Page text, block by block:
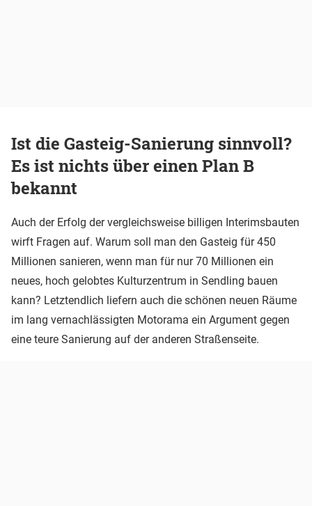
Ist die Gasteig-Sanierung sinnvoll?
Es ist nichts über einen Plan B
bekannt
Auch der Erfolg der vergleichsweise billigen Interimsbauten
wirft Fragen auf. Warum soll man den Gasteig für 450
Millionen sanieren, wenn man für nur 70 Millionen ein
neues, hoch gelobtes Kulturzentrum in Sendling bauen
kann? Letztendlich liefern auch die schönen neuen Räume
im lang vernachlässigten Motorama ein Argument gegen
eine teure Sanierung auf der anderen Straßenseite.